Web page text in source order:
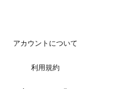
アカウントについて
利用規約